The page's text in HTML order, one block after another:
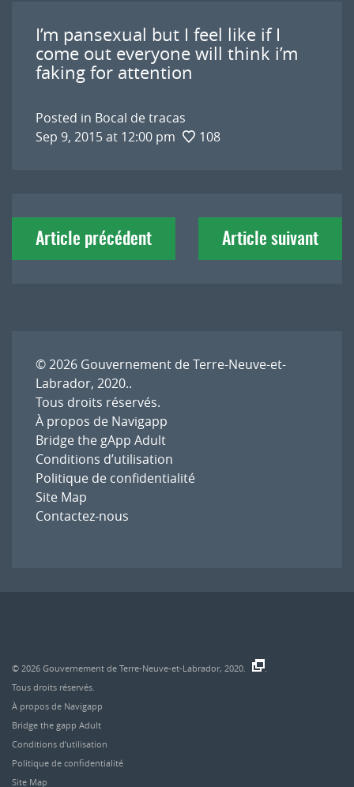
I’m pansexual but I feel like if I
come out everyone will think i’m
faking for attention
Posted in Bocal de tracas
Sep 9, 2015 at 12:00 pm
108
Navigation
deArticle précédent Article suivant
© 2026 Gouvernement de Terre-Neuve-et-
Labrador, 2020..
Tous droits réservés.
À propos de Navigapp
Bridge the gApp Adult
Conditions d’utilisation
Politique de confidentialité
Site Map
Contactez-nous
© 2026 Gouvernement de Terre-Neuve-et-Labrador, 2020.
Tous droits réservés.
À propos de Navigapp
Bridge the gapp Adult
Conditions d’utilisation
Politique de confidentialité
Site Map